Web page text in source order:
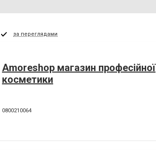
за переглядами
Amoreshop магазин професійної
косметики
0800210064